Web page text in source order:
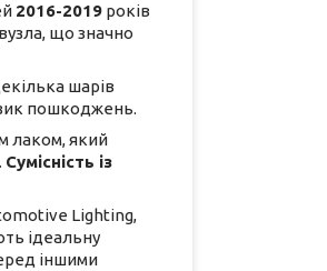
2016-2019 років
що значно
шарів
пошкоджень.
лаком, який
Сумісність із
Lighting,
ідеальну
іншими